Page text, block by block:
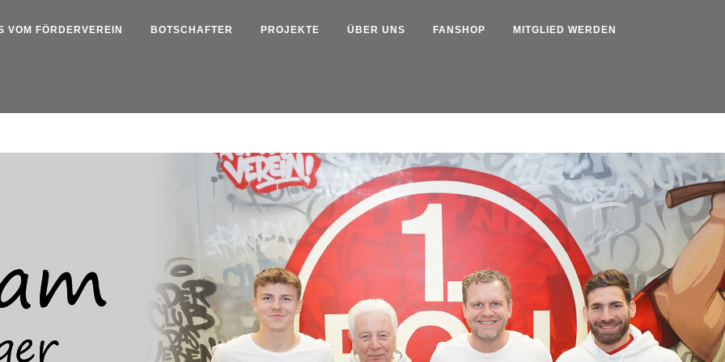
VOM FÖRDERVEREIN BOTSCHAFTER PROJEKTE ÜBER UNS FANSHOP MITGLIED WERDEN